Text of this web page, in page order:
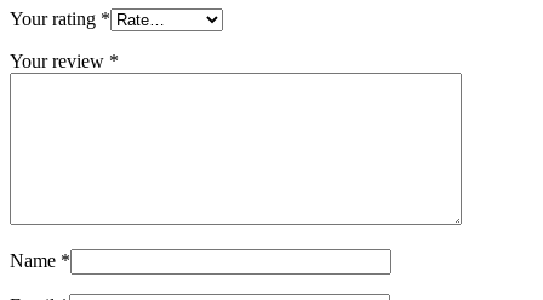
Your rating *
Your review *
Name *